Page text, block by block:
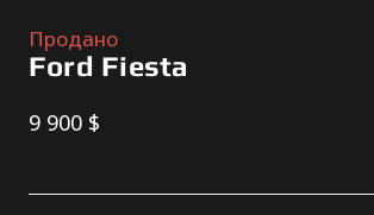
Продано
Ford Fiesta
9 900 $